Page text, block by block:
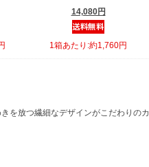
14,080円
1箱あたり:約1,760円
を放つ繊細なデザインがこだわりのカ